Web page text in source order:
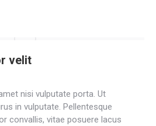
velit
nisi vulputate porta. Ut
in vulputate. Pellentesque
convallis, vitae posuere lacus